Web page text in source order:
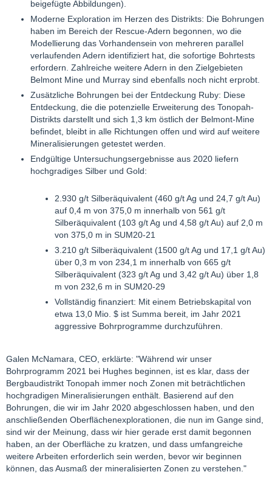
beigefügte Abbildungen).
Moderne Exploration im Herzen des Distrikts: Die Bohrungen
haben im Bereich der Rescue-Adern begonnen, wo die
Modellierung das Vorhandensein von mehreren parallel
verlaufenden Adern identifiziert hat, die sofortige Bohrtests
erfordern. Zahlreiche weitere Adern in den Zielgebieten
Belmont Mine und Murray sind ebenfalls noch nicht erprobt.
Zusätzliche Bohrungen bei der Entdeckung Ruby: Diese
Entdeckung, die die potenzielle Erweiterung des Tonopah-
Distrikts darstellt und sich 1,3 km östlich der Belmont-Mine
befindet, bleibt in alle Richtungen offen und wird auf weitere
Mineralisierungen getestet werden.
Endgültige Untersuchungsergebnisse aus 2020 liefern
hochgradiges Silber und Gold:
2.930 g/t Silberäquivalent (460 g/t Ag und 24,7 g/t Au)
auf 0,4 m von 375,0 m innerhalb von 561 g/t
Silberäquivalent (103 g/t Ag und 4,58 g/t Au) auf 2,0 m
von 375,0 m in SUM20-21
3.210 g/t Silberäquivalent (1500 g/t Ag und 17,1 g/t Au)
über 0,3 m von 234,1 m innerhalb von 665 g/t
Silberäquivalent (323 g/t Ag und 3,42 g/t Au) über 1,8
m von 232,6 m in SUM20-29
Vollständig finanziert: Mit einem Betriebskapital von
etwa 13,0 Mio. $ ist Summa bereit, im Jahr 2021
aggressive Bohrprogramme durchzuführen.
Galen McNamara, CEO, erklärte: "Während wir unser
Bohrprogramm 2021 bei Hughes beginnen, ist es klar, dass der
Bergbaudistrikt Tonopah immer noch Zonen mit beträchtlichen
hochgradigen Mineralisierungen enthält. Basierend auf den
Bohrungen, die wir im Jahr 2020 abgeschlossen haben, und den
anschließenden Oberflächenexplorationen, die nun im Gange sind,
sind wir der Meinung, dass wir hier gerade erst damit begonnen
haben, an der Oberfläche zu kratzen, und dass umfangreiche
weitere Arbeiten erforderlich sein werden, bevor wir beginnen
können, das Ausmaß der mineralisierten Zonen zu verstehen."